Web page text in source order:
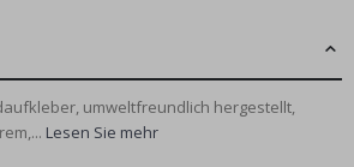
umweltfreundlich hergestellt,
Lesen Sie mehr